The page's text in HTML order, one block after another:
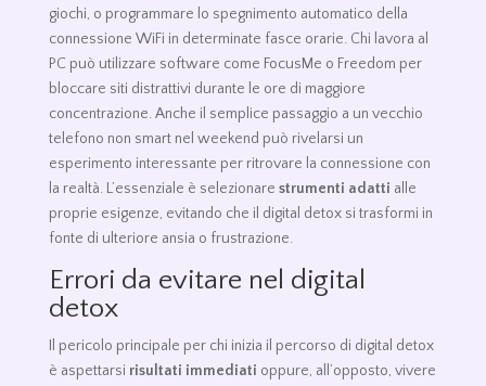
giochi, o programmare lo spegnimento automatico della
connessione WiFi in determinate fasce orarie. Chi lavora al
PC può utilizzare software come FocusMe o Freedom per
bloccare siti distrattivi durante le ore di maggiore
concentrazione. Anche il semplice passaggio a un vecchio
telefono non smart nel weekend può rivelarsi un
esperimento interessante per ritrovare la connessione con
la realtà. L’essenziale è selezionare strumenti adatti alle
proprie esigenze, evitando che il digital detox si trasformi in
fonte di ulteriore ansia o frustrazione.
Errori da evitare nel digital
detox
Il pericolo principale per chi inizia il percorso di digital detox
è aspettarsi risultati immediati oppure, all’opposto, vivere